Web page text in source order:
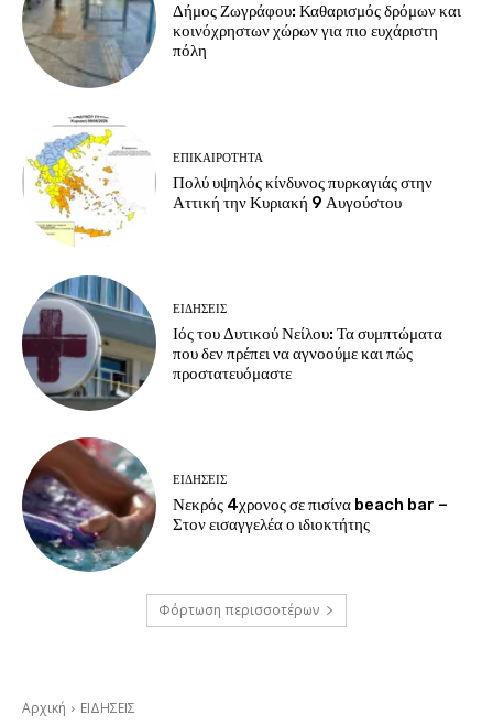
Δήμος Ζωγράφου: Καθαρισμός δρόμων και
κοινόχρηστων χώρων για πιο ευχάριστη
πόλη
ΕΠΙΚΑΙΡΟΤΗΤΑ
Πολύ υψηλός κίνδυνος πυρκαγιάς στην
Αττική την Κυριακή 9 Αυγούστου
ΕΙΔΗΣΕΙΣ
Ιός του Δυτικού Νείλου: Τα συμπτώματα
που δεν πρέπει να αγνοούμε και πώς
προστατευόμαστε
ΕΙΔΗΣΕΙΣ
Νεκρός 4χρονος σε πισίνα beach bar –
Στον εισαγγελέα ο ιδιοκτήτης
Φόρτωση περισσοτέρων